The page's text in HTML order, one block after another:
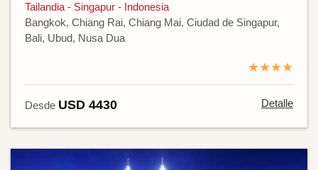
Tailandia - Singapur - Indonesia
Bangkok, Chiang Rai, Chiang Mai, Ciudad de Singapur,
Bali, Ubud, Nusa Dua
★★★★
Desde USD 4430 Detalle